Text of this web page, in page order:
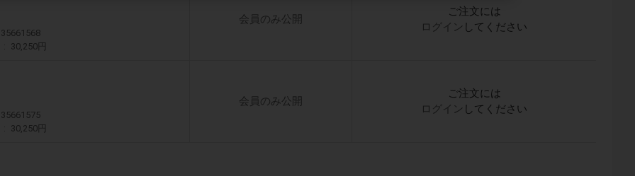
30,250円
会員のみ公開
ご注文には
ログイン してください
30,250円
会員のみ公開
ご注文には
ログイン してください